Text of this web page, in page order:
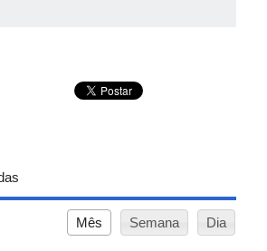
Mês Semana Dia